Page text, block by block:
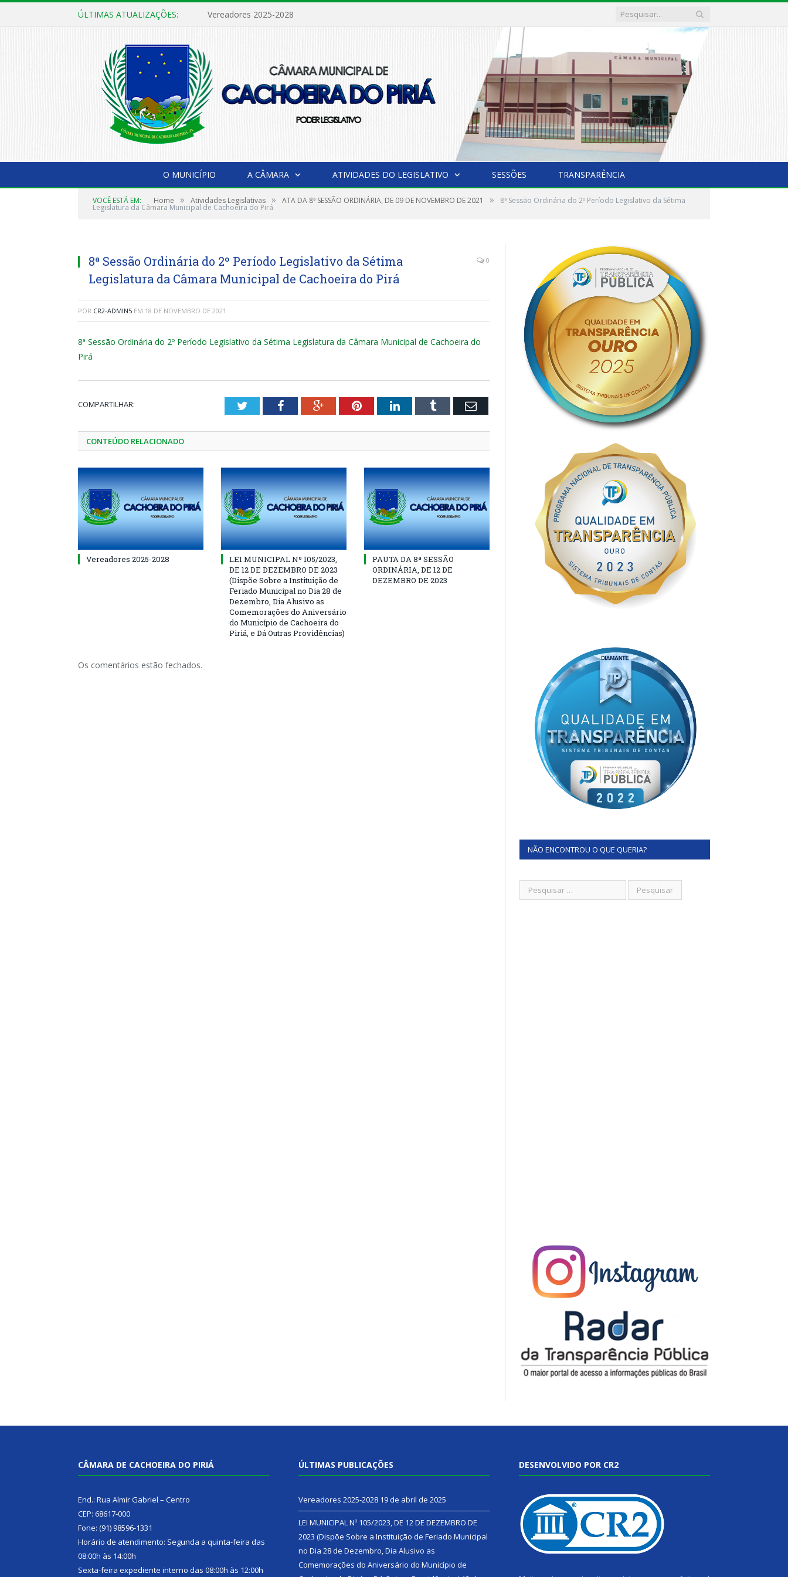
ÚLTIMAS ATUALIZAÇÕES: Vereadores 2025-2028
O MUNICÍPIO A CÂMARA ATIVIDADES DO LEGISLATIVO SESSÕES TRANSPARÊNCIA
VOCÊ ESTÁ EM: Home » Atividades Legislativas » ATA DA 8ª SESSÃO ORDINÁRIA, DE 09 DE NOVEMBRO DE 2021 » 8ª Sessão Ordinária do 2º Período Legislativo da Sétima
Legislatura da Câmara Municipal de Cachoeira do Pirá
8ª Sessão Ordinária do 2º Período Legislativo da Sétima
Legislatura da Câmara Municipal de Cachoeira do Pirá
0
POR CR2-ADMIN5 EM 18 DE NOVEMBRO DE 2021
8ª Sessão Ordinária do 2º Período Legislativo da Sétima Legislatura da Câmara Municipal de Cachoeira do
Pirá
COMPARTILHAR: TwitterFacebookGoogle+PinterestLinkedInTumblr Email
CONTEÚDO RELACIONADO
Vereadores 2025-2028
LEI MUNICIPAL Nº 105/2023,
DE 12 DE DEZEMBRO DE 2023
(Dispõe Sobre a Instituição de
Feriado Municipal no Dia 28 de
Dezembro, Dia Alusivo as
Comemorações do Aniversário
do Município de Cachoeira do
Piriá, e Dá Outras Providências)
PAUTA DA 8ª SESSÃO
ORDINÁRIA, DE 12 DE
DEZEMBRO DE 2023
Os comentários estão fechados.
NÃO ENCONTROU O QUE QUERIA?
CÂMARA DE CACHOEIRA DO PIRIÁ
End.: Rua Almir Gabriel – Centro
CEP: 68617-000
Fone: (91) 98596-1331
Horário de atendimento: Segunda a quinta-feira das
08:00h às 14:00h
Sexta-feira expediente interno das 08:00h às 12:00h
ÚLTIMAS PUBLICAÇÕES
Vereadores 2025-2028 19 de abril de 2025
LEI MUNICIPAL Nº 105/2023, DE 12 DE DEZEMBRO DE
2023 (Dispõe Sobre a Instituição de Feriado Municipal
no Dia 28 de Dezembro, Dia Alusivo as
Comemorações do Aniversário do Município de
DESENVOLVIDO POR CR2